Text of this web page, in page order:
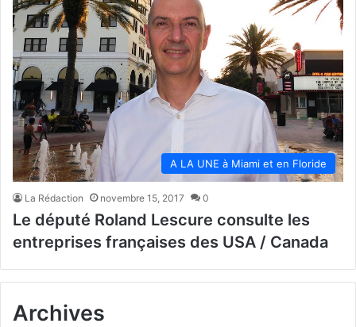
A LA UNE à Miami et en Floride
La Rédaction novembre 15, 2017 0
Le député Roland Lescure consulte les
entreprises françaises des USA / Canada
Archives